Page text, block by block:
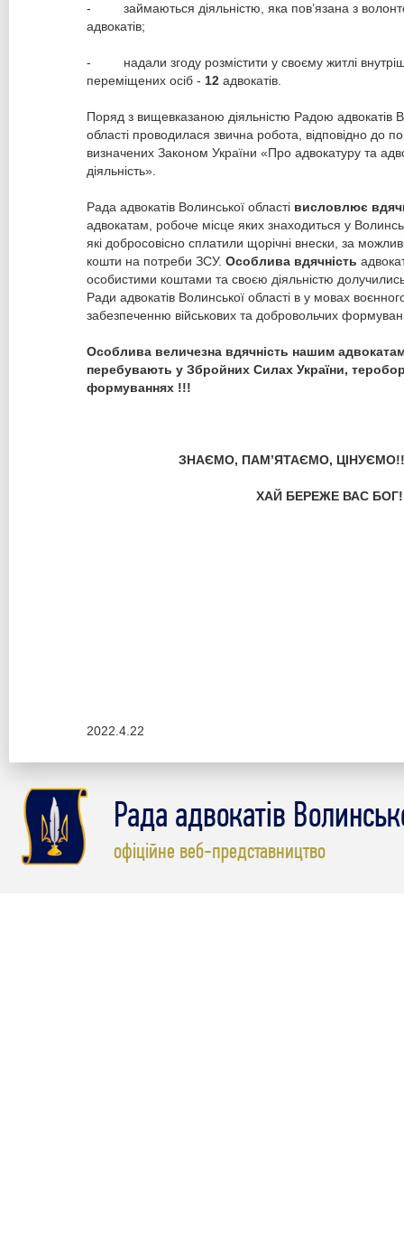
- займаються діяльністю, яка пов’язана з
адвокатів;
- надали згоду розмістити у своєму житлі
переміщених осіб - 12адвокатів.
Поряд з вищевказаною діяльністю Радою адвокатів
області проводилася звична робота, відповідно до
визначених Законом України «Про адвокатуру та
діяльність».
Рада адвокатів Волинської області висловлює
адвокатам, робоче місце яких знаходиться у
які добросовісно сплатили щорічні внески, за
кошти на потреби ЗСУ. Особлива вдячність
особистими коштами та своєю діяльністю
Ради адвокатів Волинської області в у мовах
забезпеченню військових та добровольчих
Особлива величезна вдячність нашим
перебувають у Збройних Силах України,
формуваннях !!!
ЗНАЄМО, ПАМ’ЯТАЄМО,
ХАЙ БЕРЕЖЕ ВАС
2022.4.22
Рада адвокатів
офіційне веб-представництво